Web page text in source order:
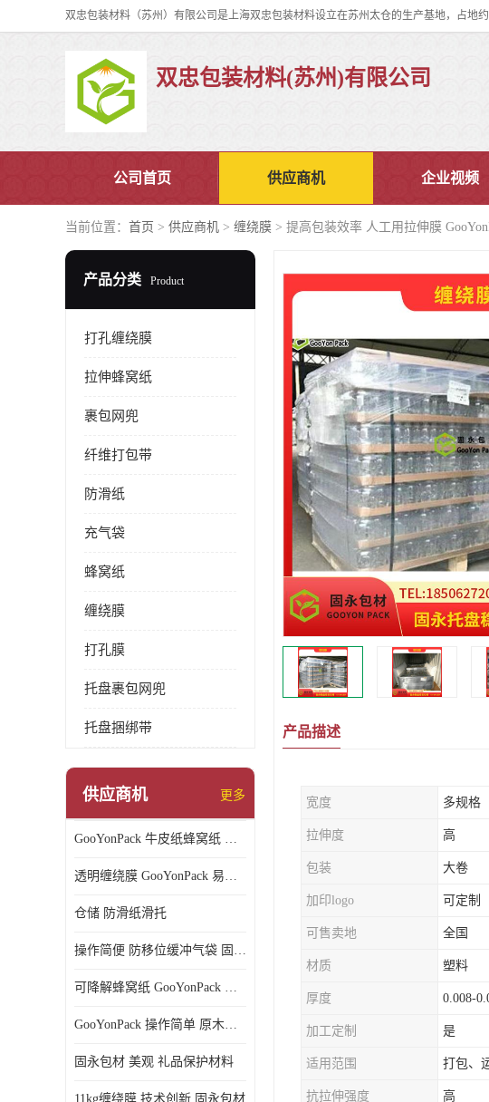
双忠包装材料(苏州)有限公司
公司首页 供应商机 企业视频
当前位置： 首页 > 供应商机 > 缠绕膜 > 提高包装效率 人工用拉伸膜
产品分类 Product
打孔缠绕膜
拉伸蜂窝纸
裹包网兜
纤维打包带
防滑纸
充气袋
蜂窝纸
缠绕膜
打孔膜
托盘裹包网兜
托盘捆绑带
供应商机 更多
GooYonPack 牛皮纸蜂窝纸 循环使用
透明缠绕膜 GooYonPack 易撕扯不残留
仓储 防滑纸滑托
操作简便 防移位缓冲气袋 固永包材
可降解蜂窝纸 GooYonPack 循环使用
GooYonPack 操作简单 原木浆蜂巢网格纸
固永包材 美观 礼品保护材料
11kg缠绕膜 技术创新 固永包材
产品描述
宽度 多规格
拉伸度 高
包装 大卷
加印logo 可定制
可售卖地 全国
材质 塑料
厚度 0.008-
加工定制 是
适用范围 打包、
抗拉伸强度 高